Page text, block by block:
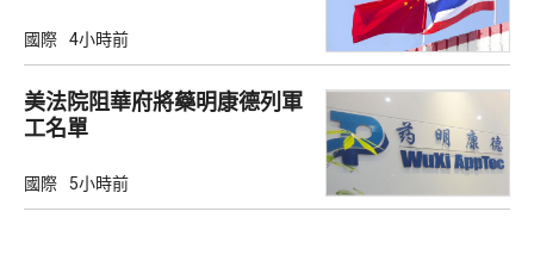
國際 4小時前
美法院阻華府將藥明康德列軍
工名單
國際 5小時前